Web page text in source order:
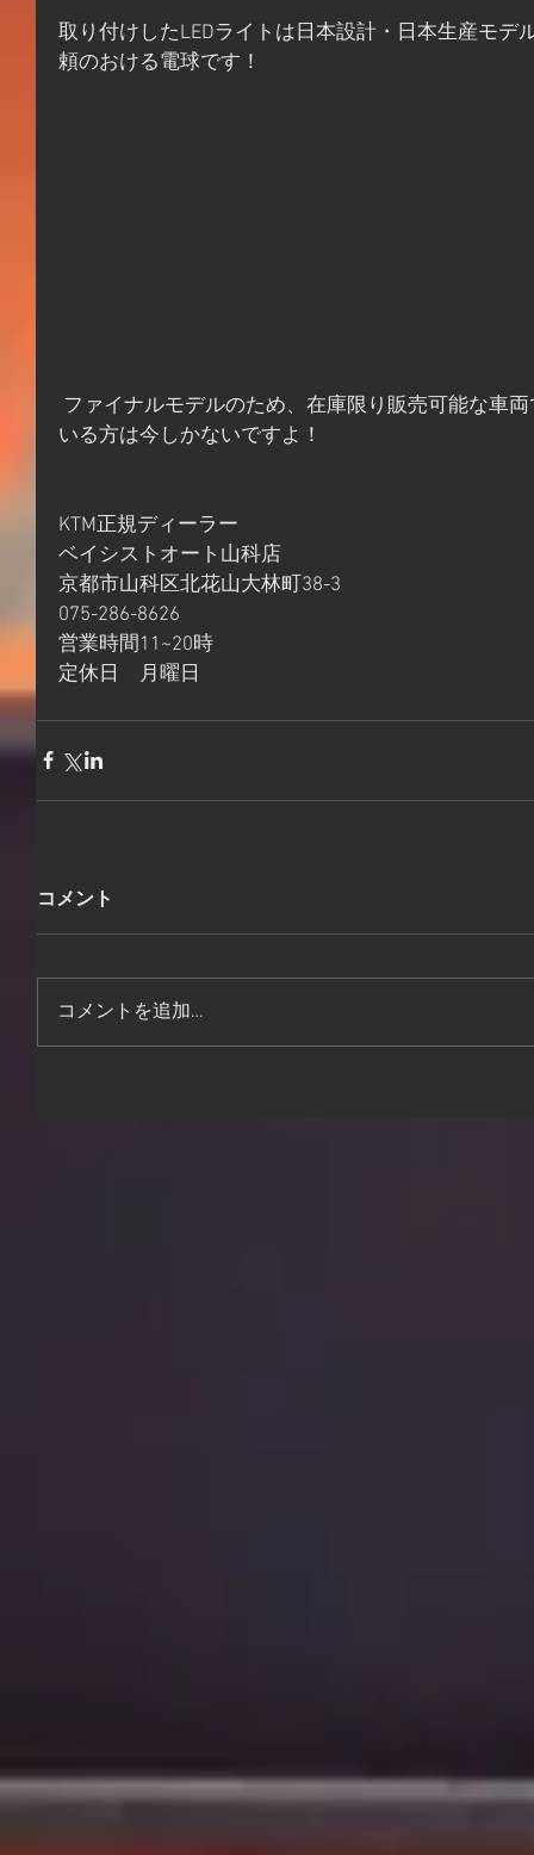
取り付けしたLEDライトは日本設計・日本生産モデ
頼のおける電球です！
いる方は今しかないですよ！
KTM正規ディーラー
ベイシストオート山科店
京都市山科区北花山大林町38-3
075-286-8626
営業時間11~20時
定休日　月曜日
コメント
コメントを追加…